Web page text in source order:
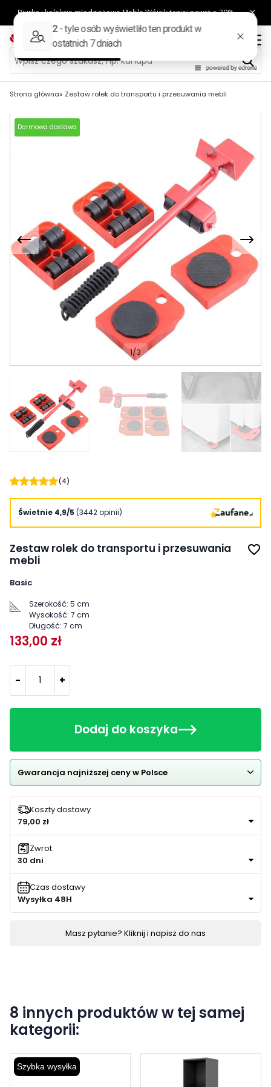
Strona główna Zestaw rolek do transportu i przesuwania mebli
Darmowa dostawa
1/3
(4)
Świetnie 4,9/5 (3442 opinii)
Zestaw rolek do transportu i przesuwania
mebli
favorite_border
Basic
Szerokość: 5 cm
Wysokość: 7 cm
Długość: 7 cm
133,00 zł
- +
Dodaj do koszyka
Gwarancja najniższej ceny w Polsce
Koszty dostawy
79,00 zł
Zwrot
30 dni
Czas dostawy
Wysyłka 48H
Masz pytanie? Kliknij i napisz do nas
8 innych produktów w tej samej
kategorii:
Szybka wysyłka